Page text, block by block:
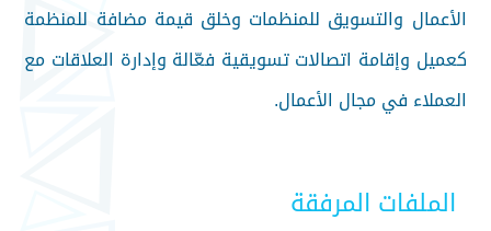
الأعمال والتسويق للمنظمات وخلق قيمة مضافة للمنظمة
كعميل وإقامة اتصالات تسويقية فعّالة وإدارة العلاقات مع
العملاء في مجال الأعمال.
الملفات المرفقة